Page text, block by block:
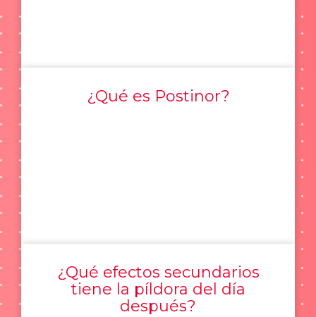
¿Qué es Postinor?
¿Qué efectos secundarios
tiene la píldora del día
después?